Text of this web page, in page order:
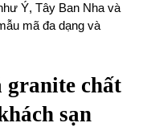
Ý, Tây Ban Nha và
mã đa dạng và
granite chất
sạn